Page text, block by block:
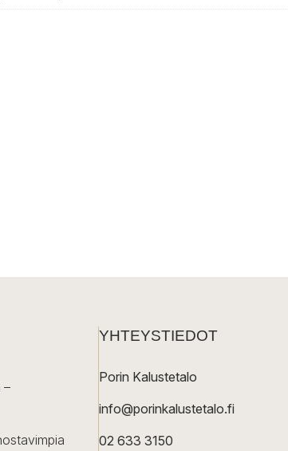
–
YHTEYSTIEDOT
Porin Kalustetalo
info@porinkalustetalo.fi
02 633 3150